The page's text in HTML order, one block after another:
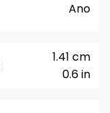
Ano
0.6 in
1.41 cm